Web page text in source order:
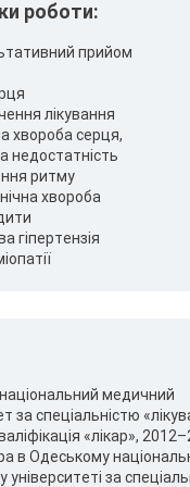
роботи:
прийом
лікування
хвороба серця,
недостатність
ритму
хвороба
гіпертензія
медичний
за спеціальністю
«лікар»,
в Одеському
за